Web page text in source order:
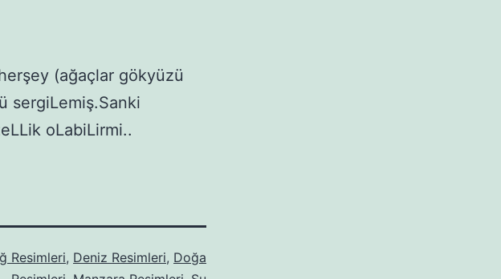
(ağaçlar gökyüzü
sergiLemiş.Sanki
oLabiLirmi..
Resimleri, Deniz Resimleri, Doğa